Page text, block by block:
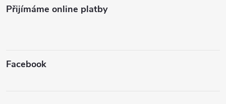
Přijímáme online platby
Facebook